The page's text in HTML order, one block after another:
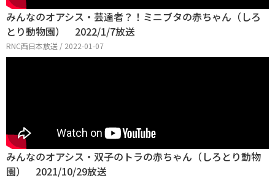
みんなのオアシス・芸達者？！ミニブタの赤ちゃん（しろ
とり動物園） 2022/1/7放送
RNC西日本放送 / 2022-01-07
みんなのオアシス・双子のトラの赤ちゃん（しろとり動物
園） 2021/10/29放送